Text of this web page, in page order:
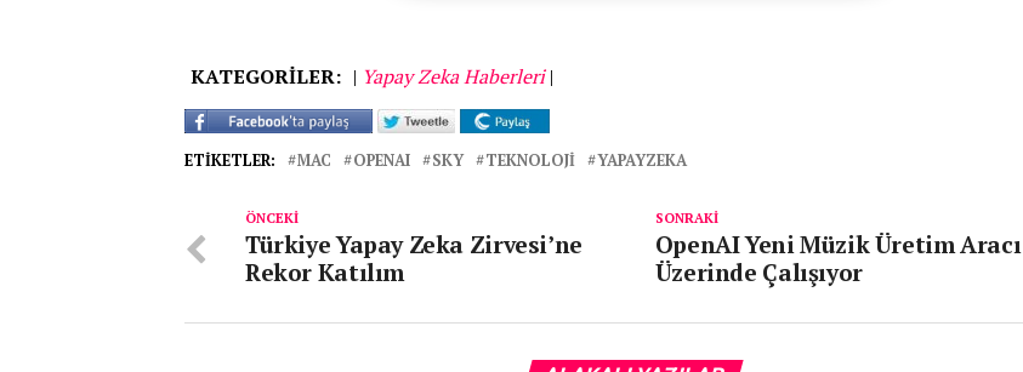
KATEGORİLER: | Yapay Zeka Haberleri |
ETIKETLER: MAC OPENAI SKY TEKNOLOJI YAPAYZEKA
SONRAKI
OpenAI Yeni Müzik Üretim Aracı
Üzerinde Çalışıyor
ÖNCEKI
Türkiye Yapay Zeka Zirvesi’ne
Rekor Katılım